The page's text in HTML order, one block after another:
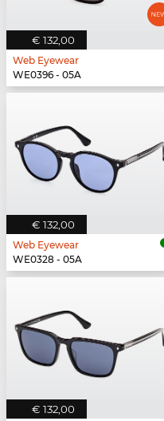
€ 132,00
Web Eyewear
WE0396 - 05A
€ 132,00
Web Eyewear
WE0328 - 05A
€ 132,00